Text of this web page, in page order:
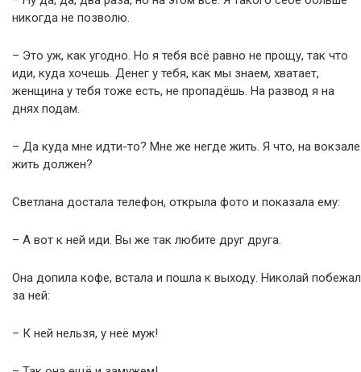
никогда не позволю.
– Это уж, как угодно. Но я тебя всё равно не прощу, так что
иди, куда хочешь. Денег у тебя, как мы знаем, хватает,
женщина у тебя тоже есть, не пропадёшь. На развод я на
днях подам.
– Да куда мне идти-то? Мне же негде жить. Я что, на вокзале
жить должен?
Светлана достала телефон, открыла фото и показала ему:
– А вот к ней иди. Вы же так любите друг друга.
Она допила кофе, встала и пошла к выходу. Николай побежал
за ней:
– К ней нельзя, у неё муж!